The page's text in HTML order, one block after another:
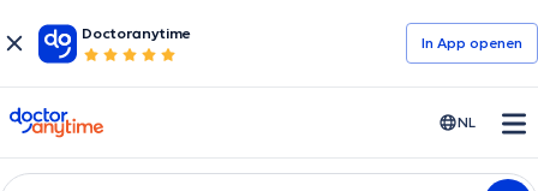
Doctoranytime
In App openen
doctoranytime NL